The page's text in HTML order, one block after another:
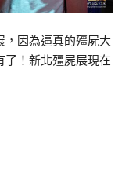
，因為逼真的殭屍大
了！新北殭屍展現在